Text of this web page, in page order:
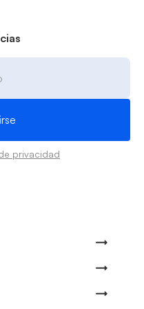
privacidad